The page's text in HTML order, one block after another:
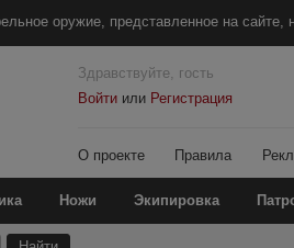
оружие, представленное на
Здравствуйте, гость
Войтиили Регистрация
О проекте Правила
Ножи Экипировка